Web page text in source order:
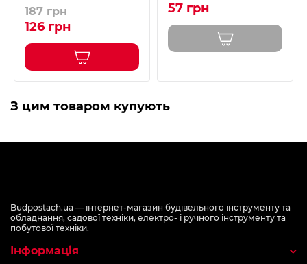
187 грн
126 грн
57 грн
З цим товаром купують
Budpostach.ua — інтернет-магазин будівельного інструменту та
обладнання, садової техніки, електро- і ручного інструменту та
побутової техніки.
Інформація